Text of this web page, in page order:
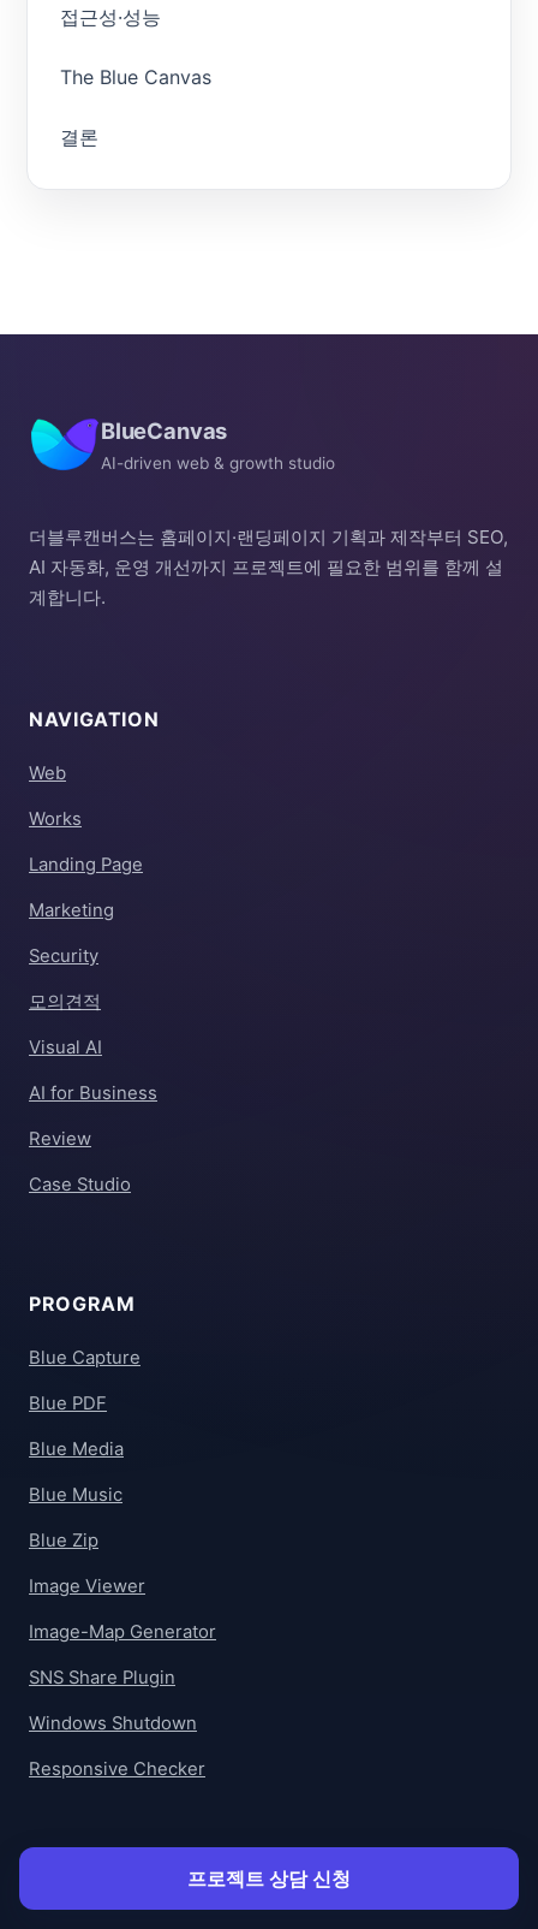
프로젝트 상담 신청
접근성·성능
The Blue Canvas
결론
BlueCanvas
AI-driven web & growth studio
더블루캔버스는 홈페이지·랜딩페이지 기획과 제작부터 SEO,
AI 자동화, 운영 개선까지 프로젝트에 필요한 범위를 함께 설
계합니다.
NAVIGATION
Web
Works
Landing Page
Marketing
Security
모의견적
Visual AI
AI for Business
Review
Case Studio
PROGRAM
Blue Capture
Blue PDF
Blue Media
Blue Music
Blue Zip
Image Viewer
Image-Map Generator
SNS Share Plugin
Windows Shutdown
Responsive Checker